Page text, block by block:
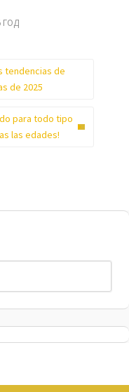
ГОД
tendencias de
de 2025
para todo tipo
las edades!